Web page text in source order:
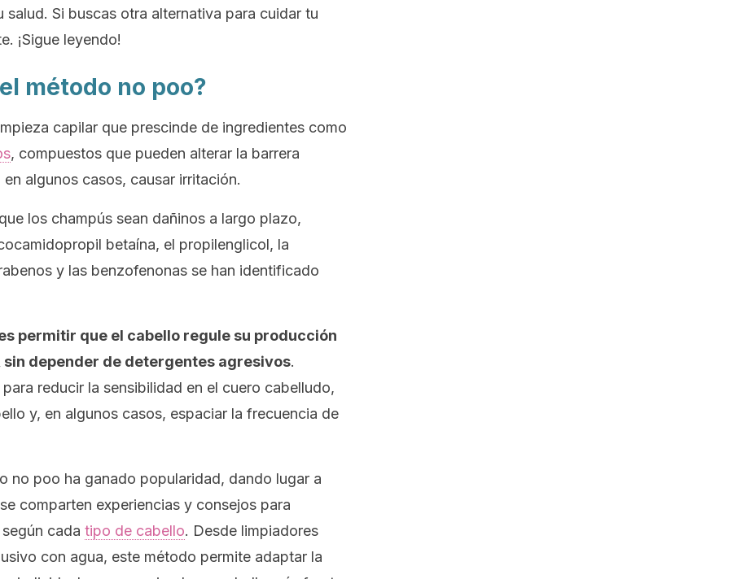
Si buscas otra alternativa para cuidar tu
¡Sigue leyendo!
método no poo?
capilar que prescinde de ingredientes como
, compuestos que pueden alterar la barrera
en algunos casos, causar irritación.
los champús sean dañinos a largo plazo,
betaína, el propilenglicol, la
y las benzofenonas se han identificado
permitir que el cabello regule su producción
sin depender de detergentes agresivos.
reducir la sensibilidad en el cuero cabelludo,
y, en algunos casos, espaciar la frecuencia de
no poo ha ganado popularidad, dando lugar a
comparten experiencias y consejos para
cada tipo de cabello. Desde limpiadores
con agua, este método permite adaptar la